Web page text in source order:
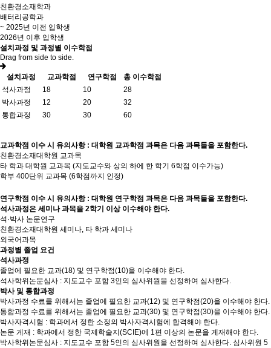
친환경소재학과
배터리공학과
~ 2025년 이전 입학생
2026년 이후 입학생
설치과정 및 과정별 이수학점
Drag from side to side.
설치과정 교과학점 연구학점
총 이수학점
석사과정
18 10
28
박사과정
12 20
32
통합과정
30 30 60
교과학점 이수 시 유의사항 : 대학원 교과학점 과목은 다음 과목들을 포함한다.
친환경소재대학원 교과목
타 학과 대학원 교과목 (지도교수와 상의 하에 한 학기 6학점 이수가능)
학부 400단위 교과목 (6학점까지 인정)
연구학점 이수 시 유의사항 : 대학원 연구학점 과목은 다음 과목들을 포함한다.
석사과정은 세미나 과목을 2학기 이상 이수해야 한다.
석·박사 논문연구
친환경소재대학원 세미나, 타 학과 세미나
외국어과목
과정별 졸업 요건
석사과정
졸업에 필요한 교과(18) 및 연구학점(10)을 이수해야 한다.
석사학위논문심사 : 지도교수 포함 3인의 심사위원을 선정하여 심사한다.
박사 및 통합과정
박사과정 수료를 위해서는 졸업에 필요한 교과(12) 및 연구학점(20)을 이수해야 한다.
통합과정 수료를 위해서는 졸업에 필요한 교과(30) 및 연구학점(30)을 이수해야 한다.
박사자격시험 : 학과에서 정한 소정의 박사자격시험에 합격해야 한다.
논문 게재 : 학과에서 정한 국제학술지(SCIE)에 1편 이상의 논문을 게재해야 한다.
박사학위논문심사 : 지도교수 포함 5인의 심사위원을 선정하여 심사한다. 심사위원 5